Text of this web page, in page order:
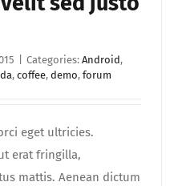
USCategories: Android,
, coffee, demo, forum
eget ultricies.
erat fringilla,
mattis. Aenean dictum